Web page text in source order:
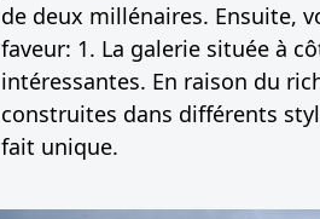
de deux millénaires. Ensuite,
faveur: 1. La galerie située à
intéressantes. En raison du
construites dans différents
fait unique.